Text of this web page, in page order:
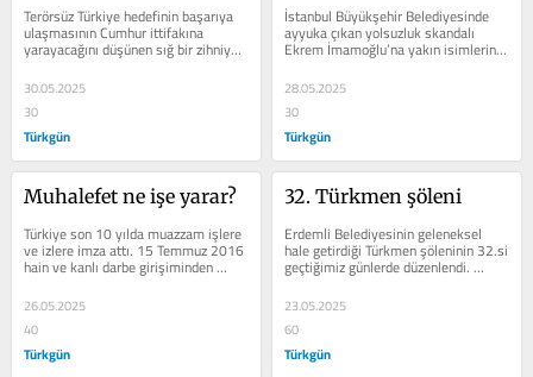
Terörsüz Türkiye hedefinin başarıya
ulaşmasının Cumhur ittifakına
yarayacağını düşünen sığ bir zihniyet
hala bu meselenin siyaset...
30.05.2025
30
Türkgün
İstanbul Büyükşehir Belediyesinde
ayyuka çıkan yolsuzluk skandalı
Ekrem İmamoğlu’na yakın isimlerin
yeni itiraflarıyla farklı bir boyut...
28.05.2025
30
Türkgün
Muhalefet ne işe yarar?
Türkiye son 10 yılda muazzam işlere
ve izlere imza attı. 15 Temmuz 2016
hain ve kanlı darbe girişiminden
sonra her pozitif gelişmeyi...
26.05.2025
40
Türkgün
32. Türkmen şöleni
Erdemli Belediyesinin geleneksel
hale getirdiği Türkmen şöleninin 32.si
geçtiğimiz günlerde düzenlendi.
Mersin’in her yöresinden gelen...
23.05.2025
60
Türkgün